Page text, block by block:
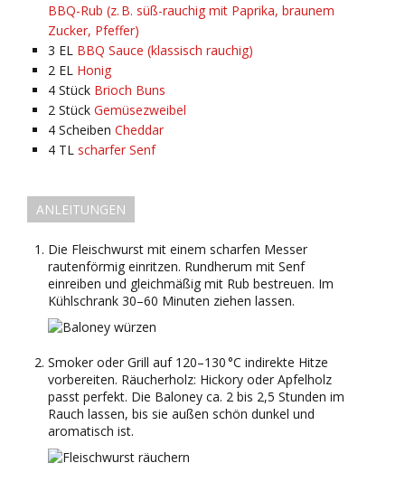
BBQ-Rub (z. B. süß-rauchig mit Paprika, braunem
Zucker, Pfeffer)
3 EL BBQ Sauce (klassisch rauchig)
2 EL Honig
4 Stück Brioch Buns
2 Stück Gemüsezweibel
4 Scheiben Cheddar
4 TL scharfer Senf
ANLEITUNGEN
Die Fleischwurst mit einem scharfen Messer
rautenförmig einritzen. Rundherum mit Senf
einreiben und gleichmäßig mit Rub bestreuen. Im
Kühlschrank 30–60 Minuten ziehen lassen.
Smoker oder Grill auf 120–130 °C indirekte Hitze
vorbereiten. Räucherholz: Hickory oder Apfelholz
passt perfekt. Die Baloney ca. 2 bis 2,5 Stunden im
Rauch lassen, bis sie außen schön dunkel und
aromatisch ist.